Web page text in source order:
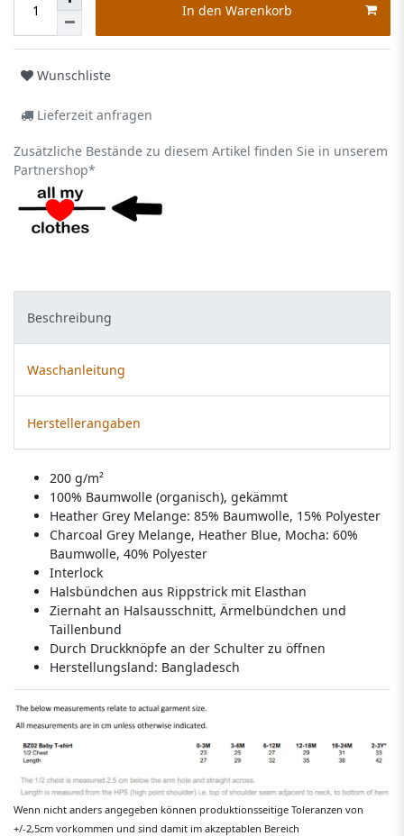
In den Warenkorb
Wunschliste
Lieferzeit anfragen
Zusätzliche Bestände zu diesem Artikel finden Sie in unserem
Partnershop*
Beschreibung
Waschanleitung
Herstellerangaben
200 g/m²
100% Baumwolle (organisch), gekämmt
Heather Grey Melange: 85% Baumwolle, 15% Polyester
Charcoal Grey Melange, Heather Blue, Mocha: 60%
Baumwolle, 40% Polyester
Interlock
Halsbündchen aus Rippstrick mit Elasthan
Ziernaht an Halsausschnitt, Ärmelbündchen und
Taillenbund
Durch Druckknöpfe an der Schulter zu öffnen
Herstellungsland: Bangladesch
Wenn nicht anders angegeben können produktionsseitige Toleranzen von
+/-2,5cm vorkommen und sind damit im akzeptablen Bereich